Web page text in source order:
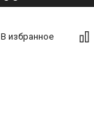
В избранное